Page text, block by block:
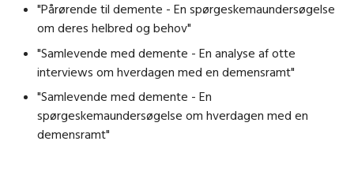
"Pårørende til demente - En spørgeskemaundersøgelse
om deres helbred og behov"
"Samlevende med demente - En analyse af otte
interviews om hverdagen med en demensramt"
"Samlevende med demente - En
spørgeskemaundersøgelse om hverdagen med en
demensramt"